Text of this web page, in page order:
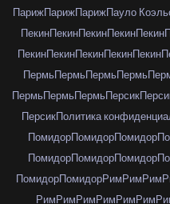
ПарижПарижПарижПауло
ПекинПекинПекинПекинПекин
ПекинПекинПекинПекинПекин
ПермьПермьПермьПермь
ПермьПермьПермьПерсик
ПерсикПолитика
ПомидорПомидорПомидор
ПомидорПомидорПомидор
ПомидорПомидорРимРимРим
РимРимРимРимРимРим